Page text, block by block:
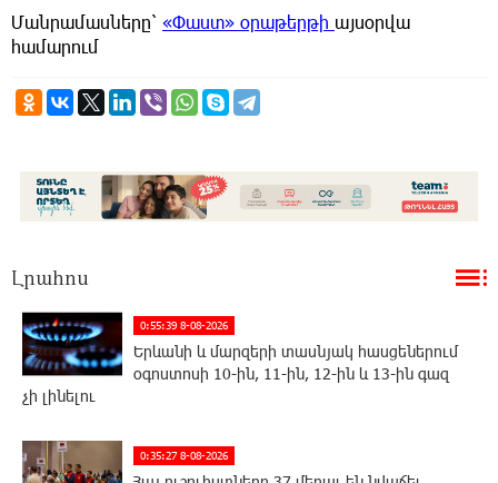
Մանրամասները՝ «Փաստ» օրաթերթի այսօրվա
համարում
Լրահոս
0:55:39 8-08-2026
Երևանի և մարզերի տասնյակ հասցեներում
օգոստոսի 10-ին, 11-ին, 12-ին և 13-ին գազ
չի լինելու
0:35:27 8-08-2026